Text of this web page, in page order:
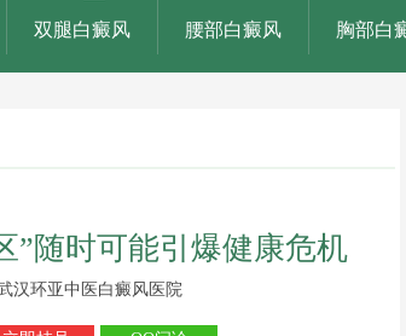
双腿白癜风 腰部白癜风 胸部白
”随时可能引爆健康危机
汉环亚中医白癜风医院